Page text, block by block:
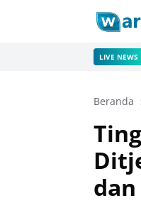
LIVE NEWS
Beranda